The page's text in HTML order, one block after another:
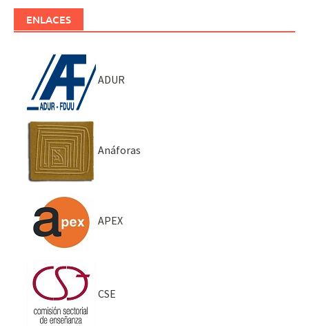
ENLACES
ADUR
Anáforas
APEX
CSE